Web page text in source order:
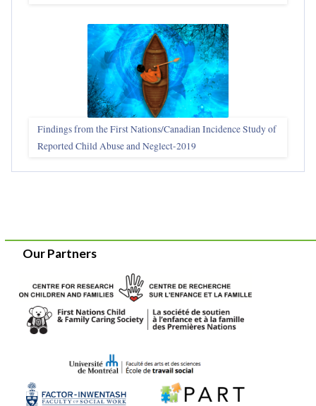
Findings from the First Nations/Canadian Incidence Study of
Reported Child Abuse and Neglect-2019
Our Partners